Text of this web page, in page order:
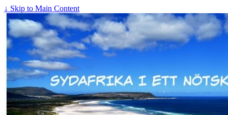
↓ Skip to Main Content